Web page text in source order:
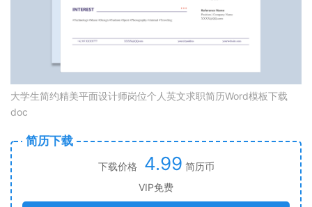
大学生简约精美平面设计师岗位个人英文求职简历Word模板下载
doc
简历下载
下载价格 4.99 简历币
VIP免费